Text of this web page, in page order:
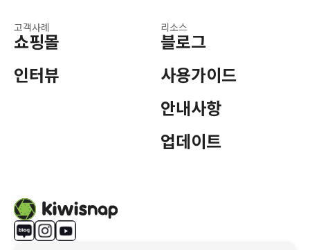
고객사례
쇼핑몰
인터뷰
리소스
블로그
사용가이드
안내사항
업데이트